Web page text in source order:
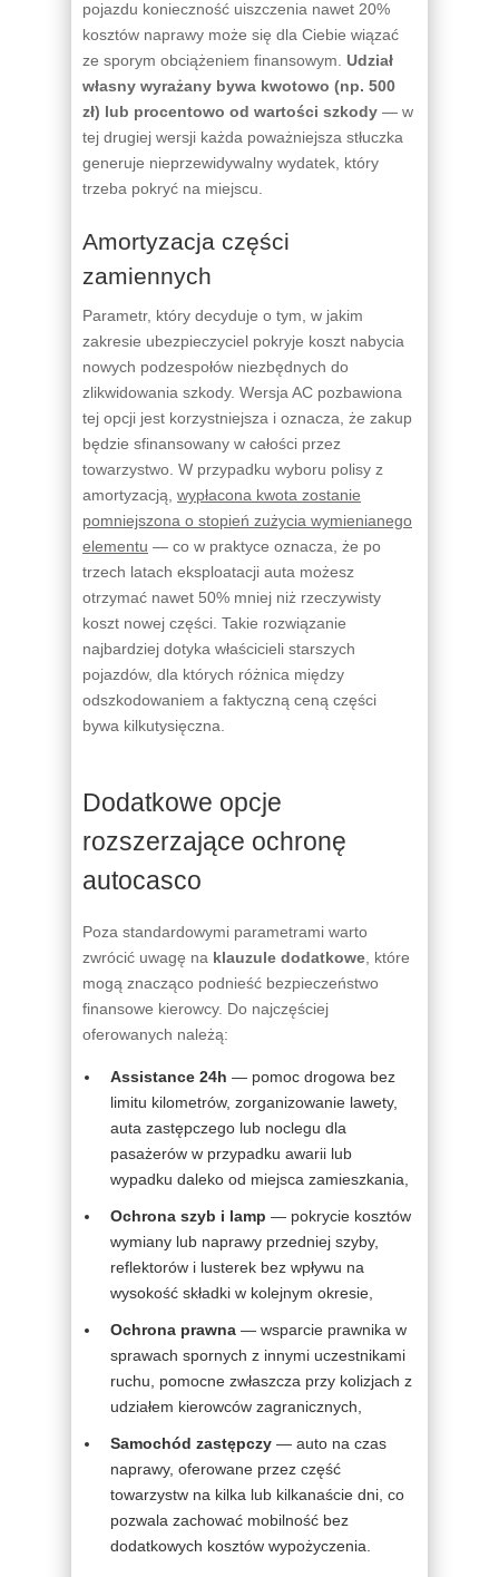
pojazdu konieczność uiszczenia nawet 20%
kosztów naprawy może się dla Ciebie wiązać
ze sporym obciążeniem finansowym. Udział
własny wyrażany bywa kwotowo (np. 500
zł) lub procentowo od wartości szkody — w
tej drugiej wersji każda poważniejsza stłuczka
generuje nieprzewidywalny wydatek, który
trzeba pokryć na miejscu.
Amortyzacja części
zamiennych
Parametr, który decyduje o tym, w jakim
zakresie ubezpieczyciel pokryje koszt nabycia
nowych podzespołów niezbędnych do
zlikwidowania szkody. Wersja AC pozbawiona
tej opcji jest korzystniejsza i oznacza, że zakup
będzie sfinansowany w całości przez
towarzystwo. W przypadku wyboru polisy z
amortyzacją, wypłacona kwota zostanie
pomniejszona o stopień zużycia wymienianego
elementu — co w praktyce oznacza, że po
trzech latach eksploatacji auta możesz
otrzymać nawet 50% mniej niż rzeczywisty
koszt nowej części. Takie rozwiązanie
najbardziej dotyka właścicieli starszych
pojazdów, dla których różnica między
odszkodowaniem a faktyczną ceną części
bywa kilkutysięczna.
Dodatkowe opcje
rozszerzające ochronę
autocasco
Poza standardowymi parametrami warto
zwrócić uwagę na klauzule dodatkowe , które
mogą znacząco podnieść bezpieczeństwo
finansowe kierowcy. Do najczęściej
oferowanych należą:
Assistance 24h — pomoc drogowa bez
limitu kilometrów, zorganizowanie lawety,
auta zastępczego lub noclegu dla
pasażerów w przypadku awarii lub
wypadku daleko od miejsca zamieszkania,
Ochrona szyb i lamp — pokrycie kosztów
wymiany lub naprawy przedniej szyby,
reflektorów i lusterek bez wpływu na
wysokość składki w kolejnym okresie,
Ochrona prawna — wsparcie prawnika w
sprawach spornych z innymi uczestnikami
ruchu, pomocne zwłaszcza przy kolizjach z
udziałem kierowców zagranicznych,
Samochód zastępczy — auto na czas
naprawy, oferowane przez część
towarzystw na kilka lub kilkanaście dni, co
pozwala zachować mobilność bez
dodatkowych kosztów wypożyczenia.